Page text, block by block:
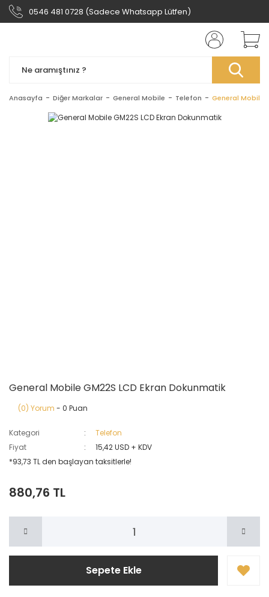
0546 481 0728 (Sadece Whatsapp Lütfen)
Anasayfa Diğer Markalar General Mobile Telefon General Mobile
General Mobile GM22S LCD Ekran Dokunmatik
(0) Yorum - 0 Puan
Kategori
Telefon
Fiyat
15,42 USD + KDV
*93,73 TL den başlayan taksitlerle!
880,76 TL
Sepete Ekle